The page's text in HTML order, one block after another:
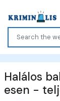
Halálos
esen -